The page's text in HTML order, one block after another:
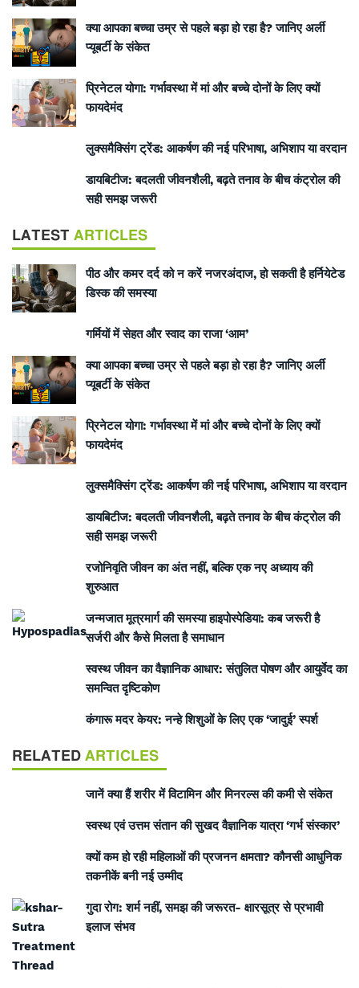
क्या आपका बच्चा उम्र से पहले बड़ा हो रहा है? जानिए अर्ली
प्यूबर्टी के संकेत
प्रिनेटल योगा: गर्भावस्था में मां और बच्चे दोनों के लिए क्यों
फायदेमंद
लुक्समैक्सिंग ट्रेंड: आकर्षण की नई परिभाषा, अभिशाप या वरदान
डायबिटीज: बदलती जीवनशैली, बढ़ते तनाव के बीच कंट्रोल की
सही समझ जरूरी
LATEST ARTICLES
पीठ और कमर दर्द को न करें नजरअंदाज, हो सकती है हर्नियेटेड
डिस्क की समस्या
गर्मियों में सेहत और स्वाद का राजा ‘आम’
क्या आपका बच्चा उम्र से पहले बड़ा हो रहा है? जानिए अर्ली
प्यूबर्टी के संकेत
प्रिनेटल योगा: गर्भावस्था में मां और बच्चे दोनों के लिए क्यों
फायदेमंद
लुक्समैक्सिंग ट्रेंड: आकर्षण की नई परिभाषा, अभिशाप या वरदान
डायबिटीज: बदलती जीवनशैली, बढ़ते तनाव के बीच कंट्रोल की
सही समझ जरूरी
रजोनिवृति जीवन का अंत नहीं, बल्कि एक नए अध्याय की
शुरुआत
जन्मजात मूत्रमार्ग की समस्या हाइपोस्पेडिया: कब जरूरी है
सर्जरी और कैसे मिलता है समाधान
स्वस्थ जीवन का वैज्ञानिक आधार: संतुलित पोषण और आयुर्वेद का
समन्वित दृष्टिकोण
कंगारू मदर केयर: नन्हे शिशुओं के लिए एक ‘जादुई’ स्पर्श
RELATED ARTICLES
जानें क्या हैं शरीर में विटामिन और मिनरल्स की कमी से संकेत
स्वस्थ एवं उत्तम संतान की सुखद वैज्ञानिक यात्रा ‘गर्भ संस्कार’
क्यों कम हो रही महिलाओं की प्रजनन क्षमता? कौनसी आधुनिक
तकनीकें बनी नई उम्मीद
गुदा रोग: शर्म नहीं, समझ की जरूरत- क्षारसूत्र से प्रभावी
इलाज संभव